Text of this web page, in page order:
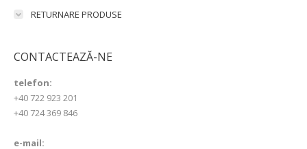
RETURNARE PRODUSE
CONTACTEAZĂ-NE
telefon:
+40 722 923 201
+40 724 369 846
e-mail: